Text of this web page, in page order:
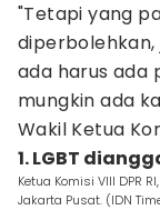
"Tetapi yang
diperbolehkan,
ada harus ada
mungkin ada
Wakil Ketua
1. LGBT
Ketua Komisi VIII DPR
Jakarta Pusat. (IDN